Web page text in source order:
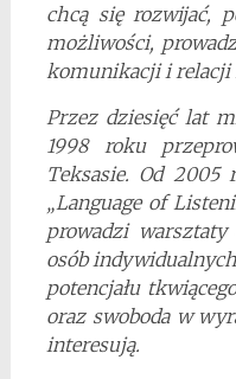
chcą się rozwijać,
możliwości,
komunikacji i
Przez dziesięć lat
1998 roku
Teksasie. Od
„Language of
prowadzi
osób
potencjału
oraz swoboda w
interesują.